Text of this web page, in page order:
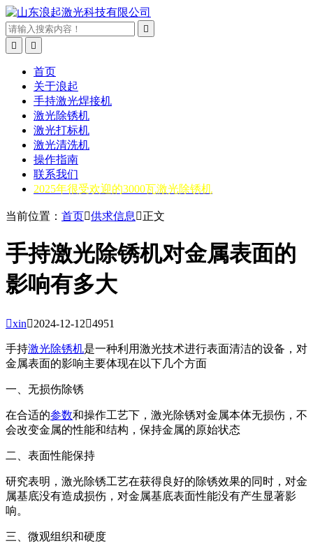



首页
关于浪起
手持激光焊接机
激光除锈机
激光打标机
激光清洗机
操作指南
联系我们
2025年很受欢迎的3000瓦激光除锈机
当前位置： 首页供求信息 正文
手持激光除锈机对金属表面的
影响有多大
xin2024-12-124951
手持激光除锈机是一种利用激光技术进行表面清洁的设备，对
金属表面的影响主要体现在以下几个方面
一、无损伤除锈
在合适的参数和操作工艺下，激光除锈对金属本体无损伤，不
会改变金属的性能和结构，保持金属的原始状态
二、表面性能保持
研究表明，激光除锈工艺在获得良好的除锈效果的同时，对金
属基底没有造成损伤，对金属基底表面性能没有产生显著影
响。
三、微观组织和硬度